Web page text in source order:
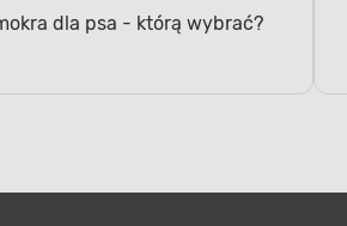
dla psa - którą wybrać?